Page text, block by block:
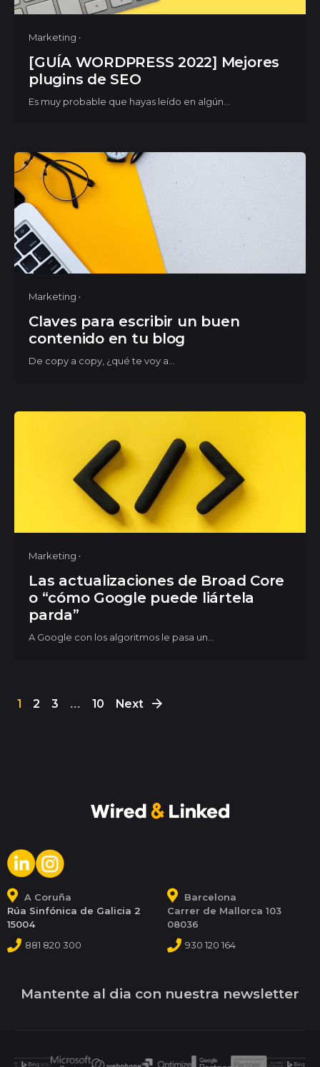
Marketing
[GUÍA WORDPRESS 2022] Mejores
plugins de SEO
Es muy probable que hayas leído en algún...
Marketing
Claves para escribir un buen
contenido en tu blog
De copy a copy, ¿qué te voy a...
Marketing
Las actualizaciones de Broad Core
o “cómo Google puede liártela
parda”
A Google con los algoritmos le pasa un...
1 2 3 ... 10 Next
A Coruña
Rúa Sinfónica de Galicia 2
15004
881 820 300
Barcelona
Carrer de Mallorca 103
08036
930 120 164
Mantente al dia con nuestra newsletter